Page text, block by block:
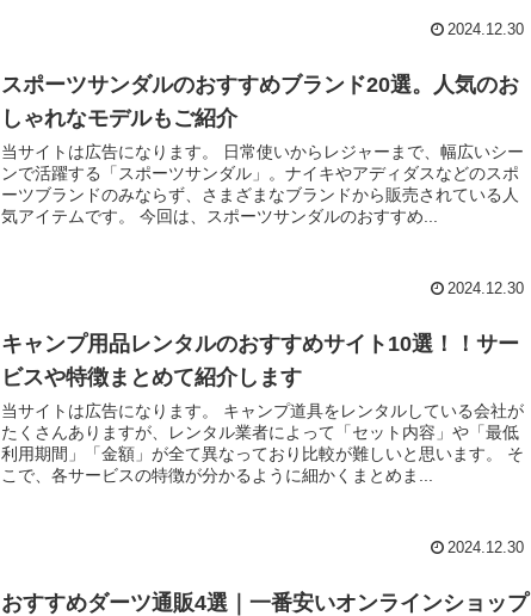
2024.12.30
スポーツサンダルのおすすめブランド20選。人気のお
しゃれなモデルもご紹介
当サイトは広告になります。 日常使いからレジャーまで、幅広いシー
ンで活躍する「スポーツサンダル」。ナイキやアディダスなどのスポ
ーツブランドのみならず、さまざまなブランドから販売されている人
気アイテムです。 今回は、スポーツサンダルのおすすめ...
2024.12.30
キャンプ用品レンタルのおすすめサイト10選！！サー
ビスや特徴まとめて紹介します
当サイトは広告になります。 キャンプ道具をレンタルしている会社が
たくさんありますが、レンタル業者によって「セット内容」や「最低
利用期間」「金額」が全て異なっており比較が難しいと思います。 そ
こで、各サービスの特徴が分かるように細かくまとめま...
2024.12.30
おすすめダーツ通販4選｜一番安いオンラインショップ